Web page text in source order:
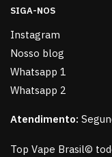
SIGA-NOS
Instagram
Nosso blog
Whatsapp 1
Whatsapp 2
Atendimento:
Top Vape Brasil©